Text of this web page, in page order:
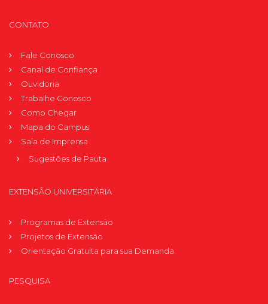
CONTATO
Fale Conosco
Canal de Confiança
Ouvidoria
Trabalhe Conosco
Como Chegar
Mapa do Campus
Sala de Imprensa
Sugestões de Pauta
EXTENSÃO UNIVERSITÁRIA
Programas de Extensão
Projetos de Extensão
Orientação Gratuita para sua Demanda
PESQUISA